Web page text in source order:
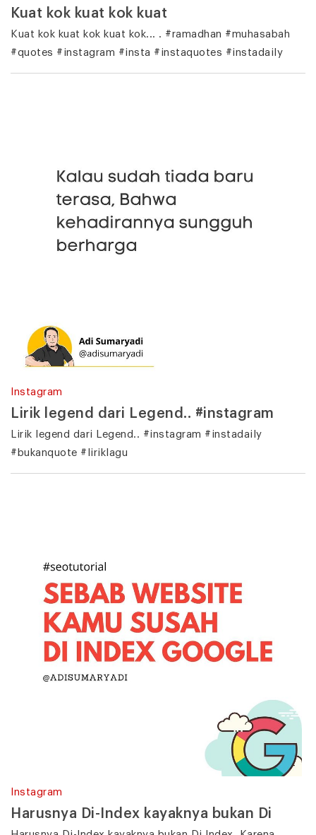
Kuat kok kuat kok kuat
Kuat kok kuat kok kuat kok... . #ramadhan #muhasabah
#quotes #instagram #insta #instaquotes #instadaily
Instagram
Lirik legend dari Legend.. #instagram
Lirik legend dari Legend.. #instagram #instadaily
#bukanquote #liriklagu
Instagram
Harusnya Di-Index kayaknya bukan Di